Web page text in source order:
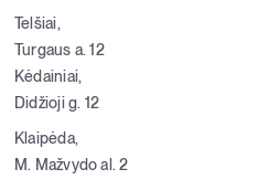
Telšiai,
Turgaus a. 12
Kėdainiai,
Didžioji g. 12
Klaipėda,
M. Mažvydo al. 2